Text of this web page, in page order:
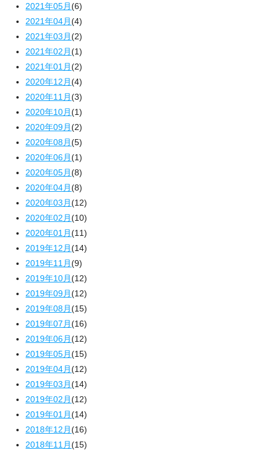
2021年05月(6)
2021年04月(4)
2021年03月(2)
2021年02月(1)
2021年01月(2)
2020年12月(4)
2020年11月(3)
2020年10月(1)
2020年09月(2)
2020年08月(5)
2020年06月(1)
2020年05月(8)
2020年04月(8)
2020年03月(12)
2020年02月(10)
2020年01月(11)
2019年12月(14)
2019年11月(9)
2019年10月(12)
2019年09月(12)
2019年08月(15)
2019年07月(16)
2019年06月(12)
2019年05月(15)
2019年04月(12)
2019年03月(14)
2019年02月(12)
2019年01月(14)
2018年12月(16)
2018年11月(15)